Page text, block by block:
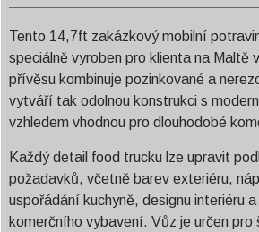
Tento 14,7ft zakázkový mobilní
speciálně vyroben pro klienta na Maltě
přívěsu kombinuje pozinkované a
vytváří tak odolnou konstrukci s
vzhledem vhodnou pro dlouhodobé
Každý detail food trucku lze upravit
požadavků, včetně barev exteriéru,
uspořádání kuchyně, designu interiéru
komerčního vybavení. Vůz je určen pro